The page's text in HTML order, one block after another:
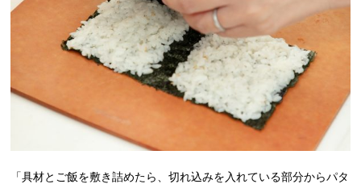
「具材とご飯を敷き詰めたら、切れ込みを入れている部分からパタ